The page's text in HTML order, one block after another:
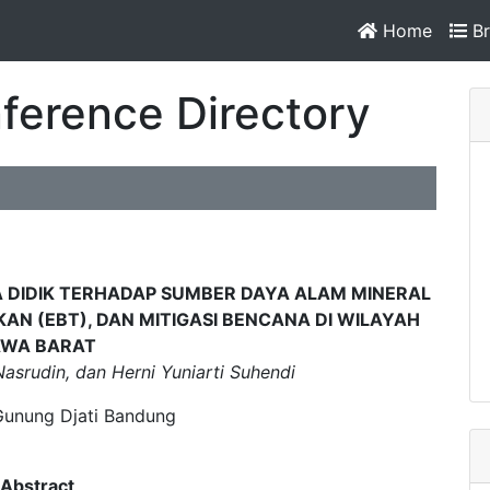
Home
Directory
DIDIK TERHADAP SUMBER DAYA ALAM MINERAL
(EBT), DAN MITIGASI BENCANA DI WILAYAH
BARAT
dan Herni Yuniarti Suhendi
Djati Bandung
Abstract